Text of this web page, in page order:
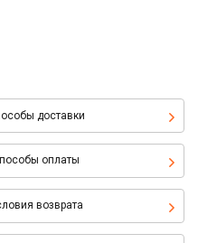
доставки
оплаты
возврата